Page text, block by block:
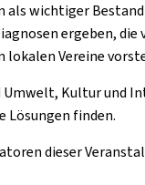
als wichtiger
ergeben, die
lokalen Vereine
Umwelt, Kultur und
Lösungen finden.
dieser